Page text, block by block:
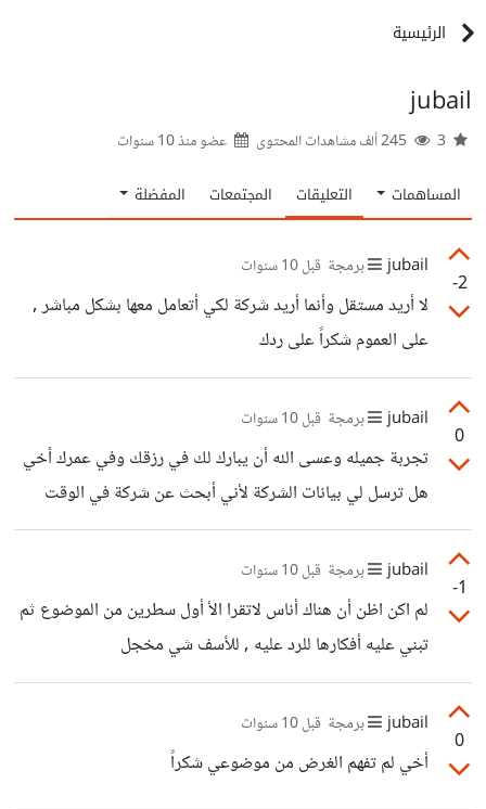
الرئيسية
jubail
عضو منذ10 سنوات
المساهمات التعليقات المجتمعات المفضلة
-2
jubail برمجة قبل 10 سنوات
لا أريد مستقل وأنما أريد شركة لكي أتعامل معها بشكل مباشر ,
على العموم شكراً على ردك
0
jubail برمجة قبل 10 سنوات
تجربة جميله وعسى الله أن يبارك لك في رزقك وفي عمرك أخي
هل ترسل لي بيانات الشركة لأني أبحث عن شركة في الوقت
الحالي وتعبت كثيراً ولم أستطع أن أجد شي يستحق
-1
jubail برمجة قبل 10 سنوات
لم اكن اظن أن هناك أناس لاتقرا الأ أول سطرين من الموضوع ثم
تبني عليه أفكارها للرد عليه , للأسف شي مخجل
0
jubail برمجة قبل 10 سنوات
أخي لم تفهم الغرض من موضوعي شكراً